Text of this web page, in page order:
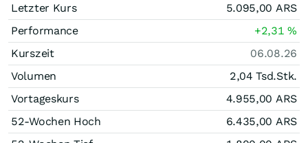
Letzter Kurs
5.095,00 ARS
Performance
+2,31%
Kurszeit
06.08.26
Volumen
2,04 Tsd.Stk.
Vortageskurs
4.955,00 ARS
52-Wochen Hoch
6.435,00 ARS